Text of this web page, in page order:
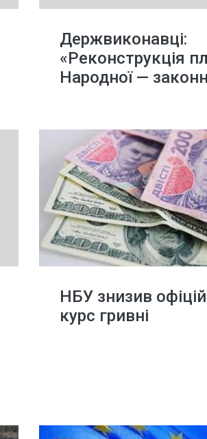
Держвиконавці:
«Реконструкція
Народної —
НБУ знизив
курс гривні